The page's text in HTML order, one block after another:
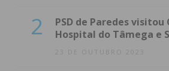
2
PSD de Paredes visitou
Hospital do Tâmega e
23 DE OUTUBRO 2023